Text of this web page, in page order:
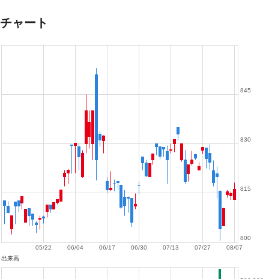
チャート
08/07
07/27
07/13
06/30
06/17
06/04
05/22
800
815
830
845
出来高